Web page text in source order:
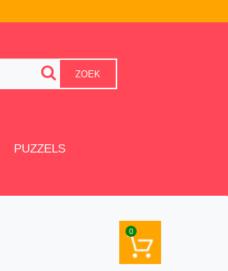
ZOEK
PUZZELS
0